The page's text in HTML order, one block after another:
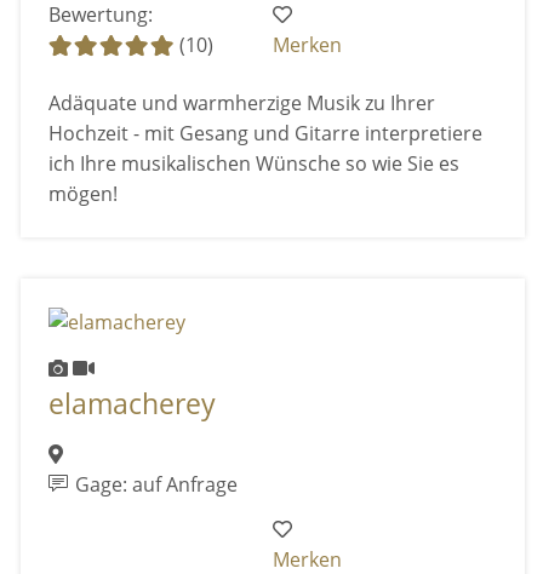
Bewertung:
(10)
Merken
Adäquate und warmherzige Musik zu Ihrer
Hochzeit - mit Gesang und Gitarre interpretiere
ich Ihre musikalischen Wünsche so wie Sie es
mögen!
elamacherey
Gage: auf Anfrage
Merken